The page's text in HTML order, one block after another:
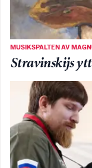
MUSIKSPALTEN AV
Stravinskijs